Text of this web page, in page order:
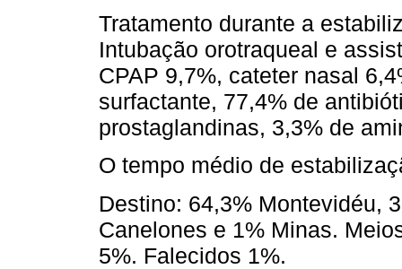
Tratamento durante a
Intubação orotraqueal e
CPAP 9,7%, cateter nasal
surfactante, 77,4% de
prostaglandinas, 3,3% de
O tempo médio de
Destino: 64,3% Montevidéu,
Canelones e 1% Minas.
5%. Falecidos 1%.